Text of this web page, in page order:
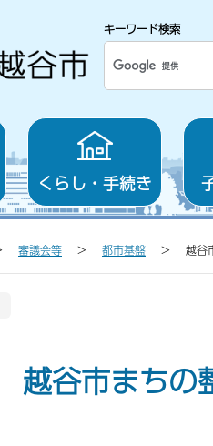
キーワード検索
くらし・手続き
審議会等 都市基盤 越谷
越谷市まちの